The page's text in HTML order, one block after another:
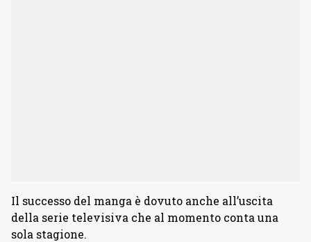
Il successo del manga è dovuto anche all’uscita
della serie televisiva che al momento conta una
sola stagione.